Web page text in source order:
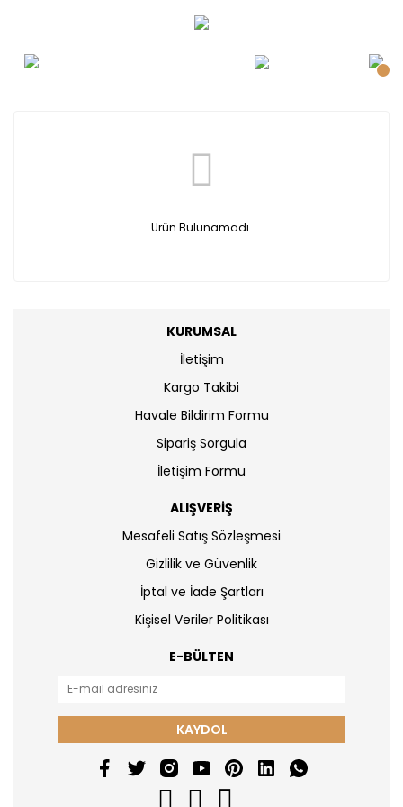
Ürün Bulunamadı.
KURUMSAL
İletişim
Kargo Takibi
Havale Bildirim Formu
Sipariş Sorgula
İletişim Formu
ALIŞVERİŞ
Mesafeli Satış Sözleşmesi
Gizlilik ve Güvenlik
İptal ve İade Şartları
Kişisel Veriler Politikası
E-BÜLTEN
KAYDOL